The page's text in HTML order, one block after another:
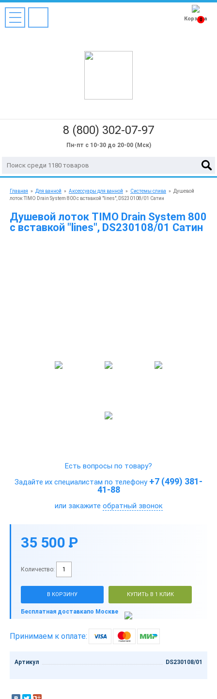
8 (800) 302-07-97
Пн-пт с 10-30 до 20-00 (Мск)
0
Корзина
Главная » Для ванной » Аксессуары для ванной » Системы слива »
Душевой
лоток TIMO Drain System 800 с вставкой "lines", DS230108/01 Сатин
Душевой лоток TIMO Drain System 800
с вставкой "lines", DS230108/01 Сатин
Есть вопросы по товару?
Задайте их специалистам по телефону +7 (499) 381-
41-88
или закажите обратный звонок
35 500 P
-
Количество:
В КОРЗИНУ КУПИТЬ В 1 КЛИК
Бесплатная доставкапо Москве
Принимаем к оплате:
Артикул DS230108/01